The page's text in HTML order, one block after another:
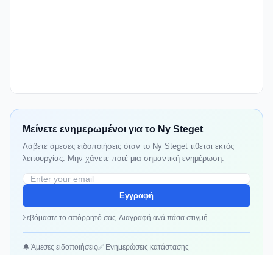
Μείνετε ενημερωμένοι για το Ny Steget
Λάβετε άμεσες ειδοποιήσεις όταν το Ny Steget τίθεται εκτός
λειτουργίας. Μην χάνετε ποτέ μια σημαντική ενημέρωση.
Εγγραφή
Σεβόμαστε το απόρρητό σας. Διαγραφή ανά πάσα στιγμή.
🔔 Άμεσες ειδοποιήσεις✅ Ενημερώσεις κατάστασης